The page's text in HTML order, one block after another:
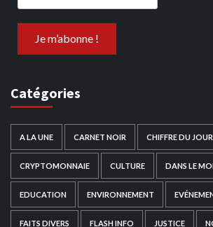
Catégories
A LA UNE CARNET NOIR CHIFFRE DU JOUR
CRYPTOMONNAIE CULTURE DANS LE
EDUCATION ENVIRONNEMENT
FAITS DIVERS FLASH INFO JUSTICE